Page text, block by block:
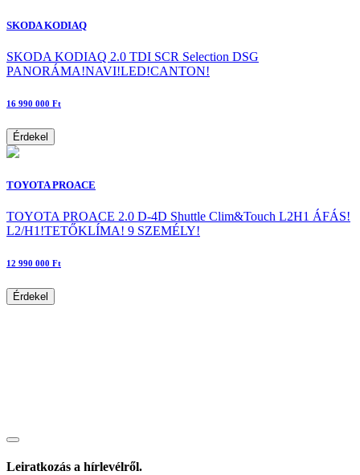
SKODA KODIAQ
SKODA KODIAQ 2.0 TDI SCR Selection DSG
PANORÁMA!NAVI!LED!CANTON!
16 990 000 Ft
Érdekel
TOYOTA PROACE
TOYOTA PROACE 2.0 D-4D Shuttle Clim&Touch L2H1 ÁFÁS!
L2/H1!TETŐKLÍMA! 9 SZEMÉLY!
12 990 000 Ft
Érdekel
Leiratkozás a hírlevélről.